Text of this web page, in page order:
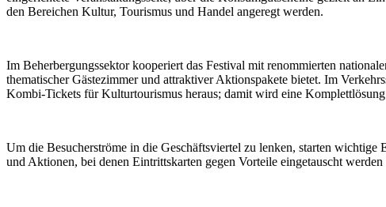
den Bereichen Kultur, Tourismus und Handel angeregt werden.
Im Beherbergungssektor kooperiert das Festival mit renommierten
thematischer Gästezimmer und attraktiver Aktionspakete bietet. Im
Kombi-Tickets für Kulturtourismus heraus; damit wird eine
Um die Besucherströme in die Geschäftsviertel zu lenken, starten
und Aktionen, bei denen Eintrittskarten gegen Vorteile eingetauscht